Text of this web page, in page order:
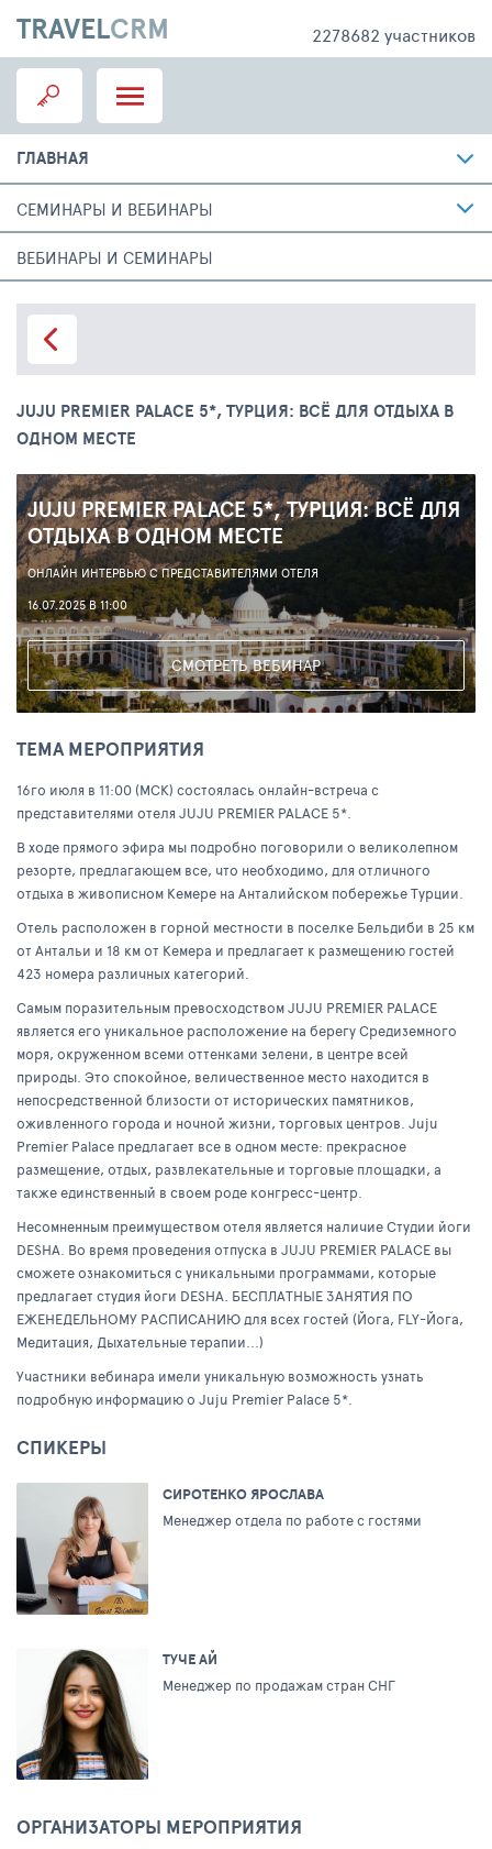
TRAVELCRM 2278682 участников
ГЛАВНАЯ
СЕМИНАРЫ И ВЕБИНАРЫ
ВЕБИНАРЫ И СЕМИНАРЫ
JUJU PREMIER PALACE 5*, ТУРЦИЯ: ВСЁ ДЛЯ ОТДЫХА В
ОДНОМ МЕСТЕ
JUJU PREMIER PALACE 5*, ТУРЦИЯ: ВСЁ ДЛЯ
ОТДЫХА В ОДНОМ МЕСТЕ
ОНЛАЙН ИНТЕРВЬЮ С ПРЕДСТАВИТЕЛЯМИ ОТЕЛЯ
16.07.2025 В 11:00
СМОТРЕТЬ ВЕБИНАР
ТЕМА МЕРОПРИЯТИЯ
16го июля в 11:00 (МСК) состоялась онлайн-встреча с
представителями отеля JUJU PREMIER PALACE 5*.
В ходе прямого эфира мы подробно поговорили о великолепном
резорте, предлагающем все, что необходимо, для отличного
отдыха в живописном Кемере на Анталийском побережье Турции.
Отель расположен в горной местности в поселке Бельдиби в 25 км
от Антальи и 18 км от Кемера и предлагает к размещению гостей
423 номера различных категорий.
Самым поразительным превосходством JUJU PREMIER PALACE
является его уникальное расположение на берегу Средиземного
моря, окруженном всеми оттенками зелени, в центре всей
природы. Это спокойное, величественное место находится в
непосредственной близости от исторических памятников,
оживленного города и ночной жизни, торговых центров. Juju
Premier Palace предлагает все в одном месте: прекрасное
размещение, отдых, развлекательные и торговые площадки, а
также единственный в своем роде конгресс-центр.
Несомненным преимуществом отеля является наличие Студии йоги
DESHA. Во время проведения отпуска в JUJU PREMIER PALACE вы
сможете ознакомиться с уникальными программами, которые
предлагает студия йоги DESHA. БЕСПЛАТНЫЕ ЗАНЯТИЯ ПО
ЕЖЕНЕДЕЛЬНОМУ РАСПИСАНИЮ для всех гостей (Йога, FLY-Йога,
Медитация, Дыхательные терапии...)
Участники вебинара имели уникальную возможность узнать
подробную информацию о Juju Premier Palace 5*.
СПИКЕРЫ
СИРОТЕНКО ЯРОСЛАВА
Менеджер отдела по работе с гостями
ТУЧЕ АЙ
Менеджер по продажам стран СНГ
ОРГАНИЗАТОРЫ МЕРОПРИЯТИЯ